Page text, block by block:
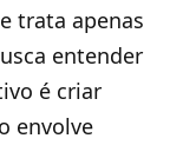
trata apenas
entender
é criar
envolve